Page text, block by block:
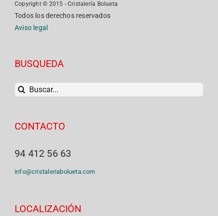
Copyright © 2015 - Cristalería Bolueta
Todos los derechos reservados
Aviso legal
BUSQUEDA
Buscar
CONTACTO
94 412 56 63
info@cristaleriabolueta.com
LOCALIZACIÓN